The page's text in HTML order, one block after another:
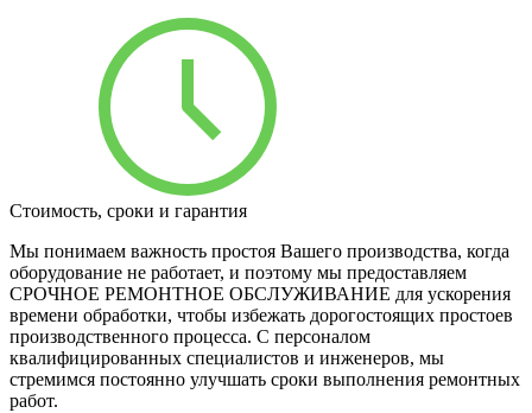
Стоимость, сроки и гарантия
Мы понимаем важность простоя Вашего производства, когда
оборудование не работает, и поэтому мы предоставляем
СРОЧНОЕ РЕМОНТНОЕ ОБСЛУЖИВАНИЕ для ускорения
времени обработки, чтобы избежать дорогостоящих простоев
производственного процесса. С персоналом
квалифицированных специалистов и инженеров, мы
стремимся постоянно улучшать сроки выполнения ремонтных
работ.